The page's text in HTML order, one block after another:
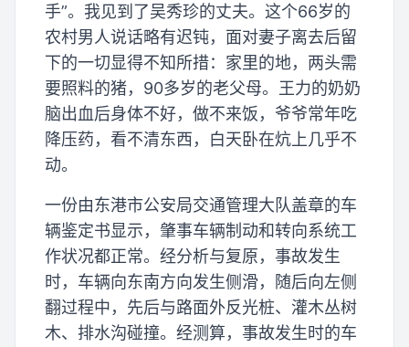
手”。我见到了吴秀珍的丈夫。这个66岁的
农村男人说话略有迟钝，面对妻子离去后留
下的一切显得不知所措：家里的地，两头需
要照料的猪，90多岁的老父母。王力的奶奶
脑出血后身体不好，做不来饭，爷爷常年吃
降压药，看不清东西，白天卧在炕上几乎不
动。
一份由东港市公安局交通管理大队盖章的车
辆鉴定书显示，肇事车辆制动和转向系统工
作状况都正常。经分析与复原，事故发生
时，车辆向东南方向发生侧滑，随后向左侧
翻过程中，先后与路面外反光桩、灌木丛树
木、排水沟碰撞。经测算，事故发生时的车